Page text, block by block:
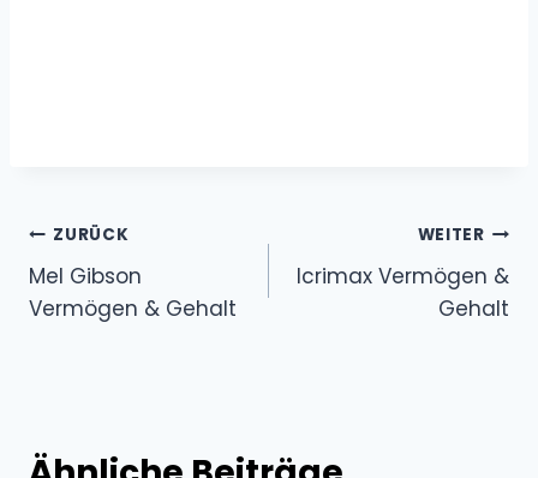
Beitragsnavigation
ZURÜCK
Mel Gibson
Vermögen & Gehalt
WEITER
Icrimax Vermögen &
Gehalt